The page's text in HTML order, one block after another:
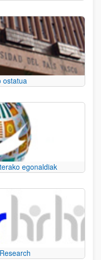
ostatua
egonaldiak